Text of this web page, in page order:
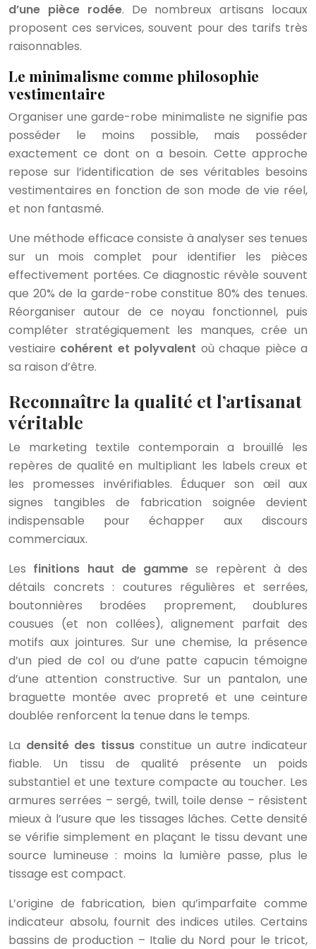
d’une pièce rodée. De nombreux artisans locaux
proposent ces services, souvent pour des tarifs très
raisonnables.
Le minimalisme comme philosophie
vestimentaire
Organiser une garde-robe minimaliste ne signifie pas
posséder le moins possible, mais posséder
exactement ce dont on a besoin. Cette approche
repose sur l’identification de ses véritables besoins
vestimentaires en fonction de son mode de vie réel,
et non fantasmé.
Une méthode efficace consiste à analyser ses tenues
sur un mois complet pour identifier les pièces
effectivement portées. Ce diagnostic révèle souvent
que 20% de la garde-robe constitue 80% des tenues.
Réorganiser autour de ce noyau fonctionnel, puis
compléter stratégiquement les manques, crée un
vestiaire cohérent et polyvalent où chaque pièce a
sa raison d’être.
Reconnaître la qualité et l’artisanat
véritable
Le marketing textile contemporain a brouillé les
repères de qualité en multipliant les labels creux et
les promesses invérifiables. Éduquer son œil aux
signes tangibles de fabrication soignée devient
indispensable pour échapper aux discours
commerciaux.
Les finitions haut de gamme se repèrent à des
détails concrets : coutures régulières et serrées,
boutonnières brodées proprement, doublures
cousues (et non collées), alignement parfait des
motifs aux jointures. Sur une chemise, la présence
d’un pied de col ou d’une patte capucin témoigne
d’une attention constructive. Sur un pantalon, une
braguette montée avec propreté et une ceinture
doublée renforcent la tenue dans le temps.
La densité des tissusconstitue un autre indicateur
fiable. Un tissu de qualité présente un poids
substantiel et une texture compacte au toucher. Les
armures serrées – sergé, twill, toile dense – résistent
mieux à l’usure que les tissages lâches. Cette densité
se vérifie simplement en plaçant le tissu devant une
source lumineuse : moins la lumière passe, plus le
tissage est compact.
L’origine de fabrication, bien qu’imparfaite comme
indicateur absolu, fournit des indices utiles. Certains
bassins de production – Italie du Nord pour le tricot,